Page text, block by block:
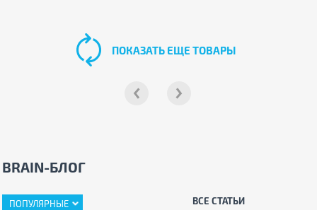
ПОКАЗАТЬ ЕЩЕ ТОВАРЫ
BRAIN-БЛОГ
ПОПУЛЯРНЫЕ ВСЕ СТАТЬИ